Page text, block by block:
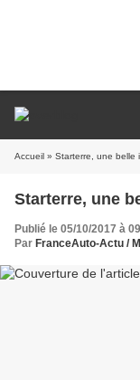
Accueil » Starterre, une belle
Starterre, une
Publié le 05/10/2017 à
Par FranceAuto-Actu /